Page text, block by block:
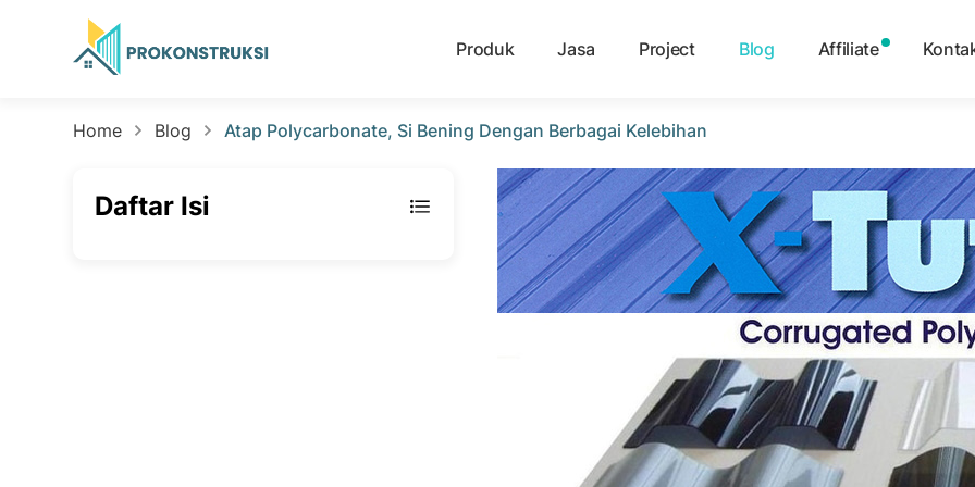
Produk Jasa Project Blog Affiliate
Home Blog Atap Polycarbonate, Si Bening Dengan Berbagai Kelebihan
Daftar Isi